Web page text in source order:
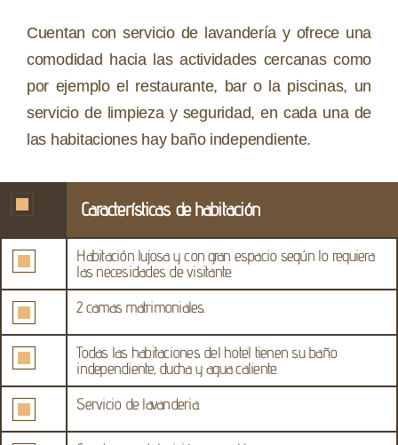
Cuentan con servicio de lavandería y ofrece una
comodidad hacia las actividades cercanas como
por ejemplo el restaurante, bar o la piscinas, un
servicio de limpieza y seguridad, en cada una de
las habitaciones hay baño independiente.
Características de habitación
Habitación lujosa y con gran espacio según lo requiera
las necesidades de visitante.
2 camas matrimoniales.
Todas las habitaciones del hotel tienen su baño
independiente, ducha y agua caliente.
Servicio de lavanderia.